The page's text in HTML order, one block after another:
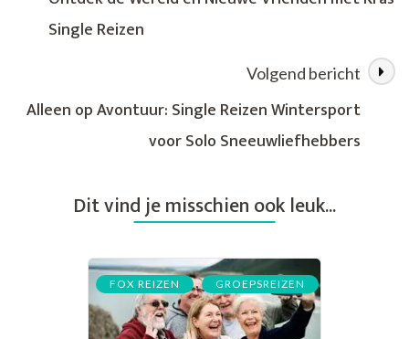
van
Reiservaring
Single Reizen
Volgend bericht
Alleen op Avontuur: Single Reizen Wintersport
voor Solo Sneeuwliefhebbers
Dit vind je misschien ook leuk...
FOX REIZEN , GROEPSREIZEN